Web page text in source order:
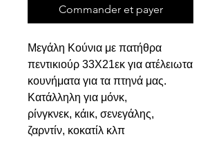
Commander et payer
Μεγάλη Κούνια με πατήθρα
πεντικιούρ 33Χ21εκ για ατέλειωτα
κουνήματα για τα πτηνά μας.
Κατάλληλη για μόνκ,
ρίνγκνεκ, κάικ, σενεγάλης,
ζαρντίν, κοκατίλ κλπ